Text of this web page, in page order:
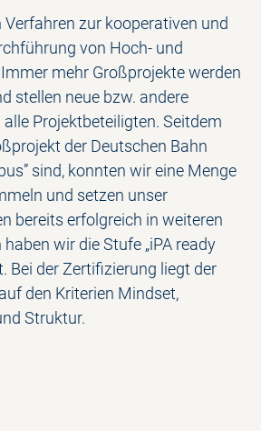
Verfahren zur kooperativen und
von Hoch- und
mehr Großprojekte werden
stellen neue bzw. andere
Projektbeteiligten. Seitdem
der Deutschen Bahn
sind, konnten wir eine Menge
und setzen unser
bereits erfolgreich in weiteren
wir die Stufe „iPA ready
Bei der Zertifizierung liegt der
den Kriterien Mindset,
Struktur.